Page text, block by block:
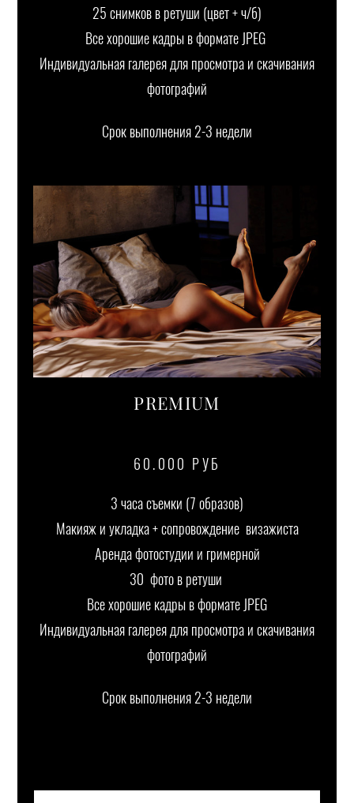
25 снимков в ретуши (цвет + ч/б)
Все хорошие кадры в формате JPEG
Индивидуальная галерея для просмотра и скачивания
фотографий
Срок выполнения 2-3 недели
PREMIUM
60.000 РУБ
3 часа съемки (7 образов)
Макияж и укладка + сопровождение визажиста
Аренда фотостудии и гримерной
30 фото в ретуши
Все хорошие кадры в формате JPEG
Индивидуальная галерея для просмотра и скачивания
фотографий
Срок выполнения 2-3 недели